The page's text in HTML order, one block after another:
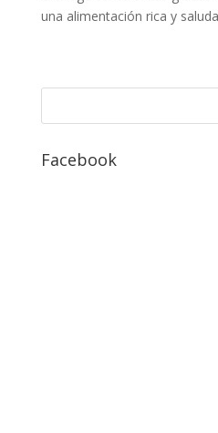
una alimentación rica y
Facebook